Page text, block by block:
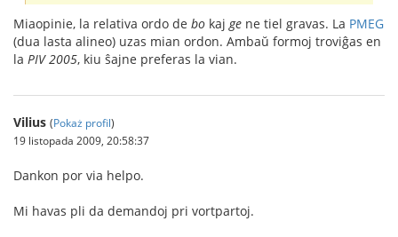
Miaopinie, la relativa ordo de bo kajge ne tiel gravas. La PMEG
(dua lasta alineo) uzas mian ordon. Ambaŭ formoj troviĝas en
la PIV 2005, kiu ŝajne preferas la vian.
Vilius (Pokaż profil)
19 listopada 2009, 20:58:37
Dankon por via helpo.
Mi havas pli da demandoj pri vortpartoj.